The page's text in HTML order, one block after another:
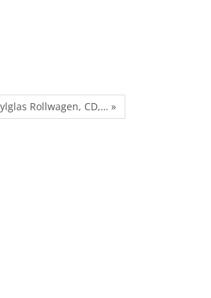
Rollwagen, CD,… »